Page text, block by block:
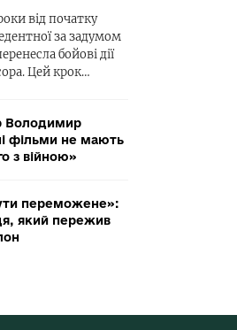
від початку
за задумом
бойові дії
Цей крок…
Володимир
фільми не мають
з війною»
переможене»:
який пережив